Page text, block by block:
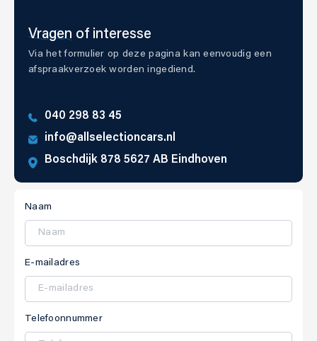
Vragen of interesse
Via het formulier op deze pagina kan eenvoudig een
afspraakverzoek worden ingediend.
040 298 83 45
info@allselectioncars.nl
Boschdijk 878 5627 AB Eindhoven
Naam
E-mailadres
Telefoonnummer